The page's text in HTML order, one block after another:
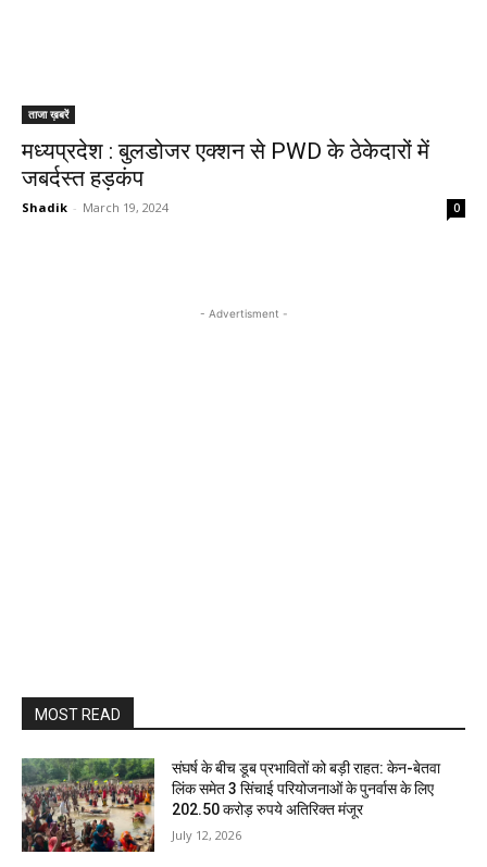
ताजा ख़बरें
मध्यप्रदेश : बुलडोजर एक्शन से PWD के ठेकेदारों में
जबर्दस्त हड़कंप
Shadik - March 19, 2024 0
- Advertisment -
MOST READ
संघर्ष के बीच डूब प्रभावितों को बड़ी राहत: केन-बेतवा
लिंक समेत 3 सिंचाई परियोजनाओं के पुनर्वास के लिए
202.50 करोड़ रुपये अतिरिक्त मंजूर
July 12, 2026